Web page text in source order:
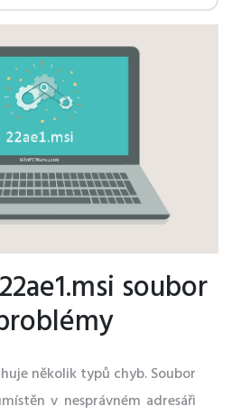
soubor
několik typů chyb. Soubor
v nesprávném adresáři